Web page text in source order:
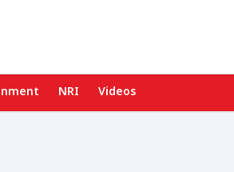
NRI Videos